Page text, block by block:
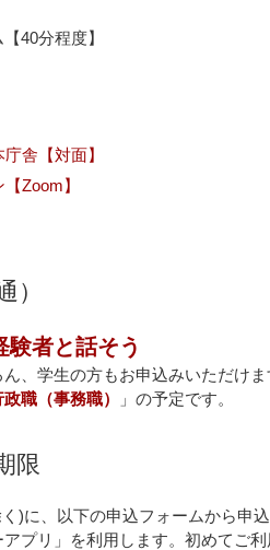
40分程度】
舎【対面】
Zoom】
）
験者と話そう
、学生の方もお申込みいただけま
政職（事務職） 」の予定です。
限
)に、以下の申込フォームから申込
プリ」を利用します。初めてご